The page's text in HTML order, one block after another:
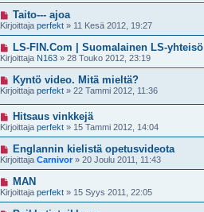
Taito--- ajoa
Kirjoittaja perfekt » 11 Kesä 2012, 19:27
LS-FIN.Com | Suomalainen LS-yhteisö
Kirjoittaja N163 » 28 Touko 2012, 23:19
Kyntö video. Mitä mieltä?
Kirjoittaja perfekt » 22 Tammi 2012, 11:36
Hitsaus vinkkejä
Kirjoittaja perfekt » 15 Tammi 2012, 14:04
Englannin kielistä opetusvideota
Kirjoittaja Carnivor » 20 Joulu 2011, 11:43
MAN
Kirjoittaja perfekt » 15 Syys 2011, 22:05